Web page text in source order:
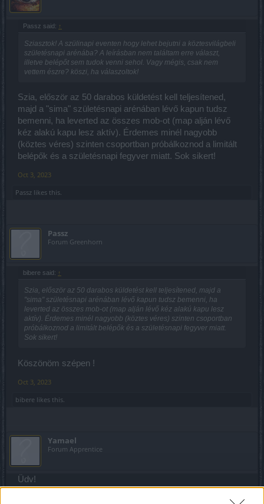
Passz said: ↑
Sziasztok! A szülinapi eventen hogy lehet bejutni a köztesvilágbeli
születésnapi arénába? A leírásban nem találtam erre választ,
illetve belépőt sem tudok venni sehol. Vagy mégis, csak nem
vettem észre? köszi, ha válaszoltok!
Szia, először az 50 darabos küldetést kell teljesítened,
majd a "sima" születésnapi arénában lévő kapun tudsz
bemenni, ha leverted az összes mob-ot (map alján lévő
kéz alakú kapu lesz aktív). Érdemes minél nagyobb
(köztes véres) szinten csoportban próbálkoznod a limitált
belépők és a születésnapi fegyver miatt. Sok sikert!
Oct 3, 2023
Passz likes this.
Passz
Forum Greenhorn
bibere said: ↑
Szia, először az 50 darabos küldetést kell teljesítened, majd a
"sima" születésnapi arénában lévő kapun tudsz bemenni, ha
leverted az összes mob-ot (map alján lévő kéz alakú kapu lesz
aktív). Érdemes minél nagyobb (köztes véres) szinten csoportban
próbálkoznod a limitált belépők és a születésnapi fegyver miatt.
Sok sikert!
Köszönöm szépen !
Oct 3, 2023
bibere likes this.
Yamael
Forum Apprentice
Üdv!
Sajnos a két új bossnál található hibákat (beszorulás a